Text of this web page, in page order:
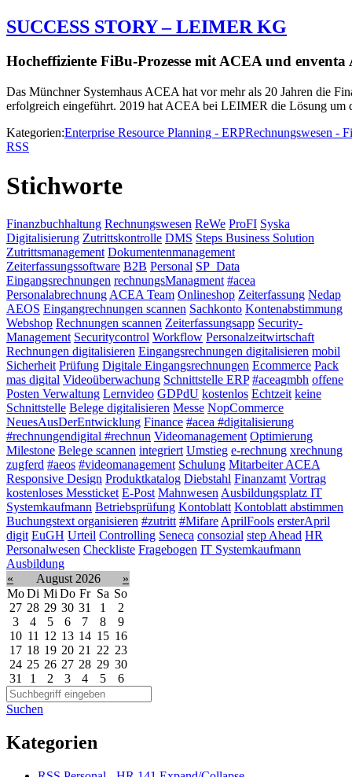
SUCCESS STORY – LEIMER KG
Hocheffiziente FiBu-Prozesse mit ACEA und enventa
Das Münchner Systemhaus ACEA hat vor mehr als 20 Jahren die
erfolgreich eingeführt. 2019 hat ACEA bei LEIMER die Lösung um
Kategorien:Enterprise Resource Planning - ERPRechnungswesen -
RSS
Stichworte
Finanzbuchhaltung Rechnungswesen ReWe ProFI Syska
Digitalisierung Zutrittskontrolle DMS Steps Business Solution
Zutrittsmanagement Dokumentenmanagement
Zeiterfassungssoftware B2B Personal SP_Data
Eingangsrechnungen rechnungsManagment #acea
Personalabrechnung ACEA Team Onlineshop Zeiterfassung Nedap
AEOS Eingangrechnungen scannen Sachkonto Kontenabstimmung
Webshop Rechnungen scannen Zeiterfassungsapp Security-
Management Securitycontrol Workflow Personalzeitwirtschaft
Rechnungen digitalisieren Eingangsrechnungen digitalisieren mobil
Sicherheit Prüfung Digitale Eingangsrechnungen Ecommerce Pack
mas digital Videoüberwachung Schnittstelle ERP #aceagmbh offene
Posten Verwaltung Lernvideo GDPdU kostenlos Echtzeit keine
Schnittstelle Belege digitalisieren Messe NopCommerce
NeuesAusDerEntwicklung Finance #acea #digitalisierung
#rechnungendigital #rechnun Videomanagement Optimierung
Milestone Belege scannen integriert Umstieg e-rechnung xrechnung
zugferd #aeos #videomanagement Schulung Mitarbeiter ACEA
Responsive Design Produktkatalog Diebstahl Finanzamt Vortrag
kostenloses Messticket E-Post Mahnwesen Ausbildungsplatz IT
Systemkaufmann Betriebsprüfung Kontoblatt Kontoblatt abstimmen
Buchungstext organisieren #zutritt #Mifare AprilFools ersterApril
digit EuGH Urteil Controlling Seneca consozial step Ahead HR
Personalwesen Checkliste Fragebogen IT Systemkaufmann
Ausbildung
«
August 2026
»
Mo Di Mi Do Fr Sa So
27 28 29 30 31 1
2
3
4 5 6 7 8
9
10 11 12 13 14 15 16
17 18 19 20 21 22 23
24 25 26 27 28 29 30
31
1 2 3 4 5 6
Suchen
Kategorien